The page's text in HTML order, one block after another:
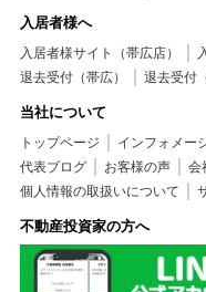
入居者様へ
入居者様サイト（帯広店）
退去受付（帯広）
退去受付
当社について
トップページ インフォメー
代表ブログ
お客様の声 会
個人情報の取扱いについて
不動産投資家の方へ